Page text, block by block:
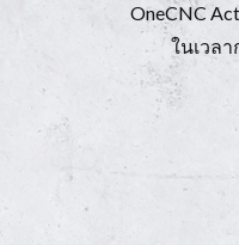
OneCNC
ในเวลา